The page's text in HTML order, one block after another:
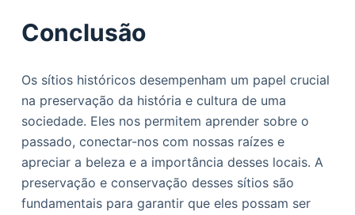
Conclusão
Os sítios históricos desempenham um papel crucial
na preservação da história e cultura de uma
sociedade. Eles nos permitem aprender sobre o
passado, conectar-nos com nossas raízes e
apreciar a beleza e a importância desses locais. A
preservação e conservação desses sítios são
fundamentais para garantir que eles possam ser